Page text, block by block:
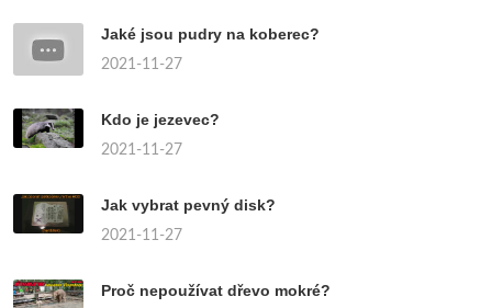
Jaké jsou pudry na koberec?
2021-11-27
Kdo je jezevec?
2021-11-27
Jak vybrat pevný disk?
2021-11-27
Proč nepoužívat dřevo mokré?